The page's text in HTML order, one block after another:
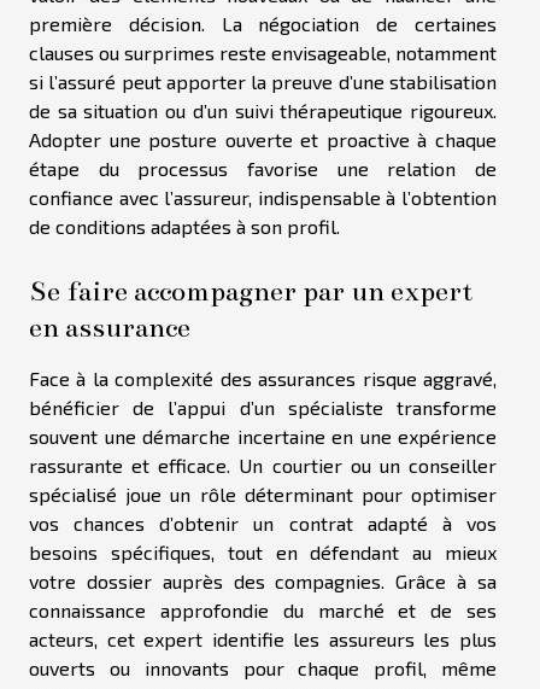
première décision. La négociation de certaines
clauses ou surprimes reste envisageable, notamment
si l’assuré peut apporter la preuve d’une stabilisation
de sa situation ou d’un suivi thérapeutique rigoureux.
Adopter une posture ouverte et proactive à chaque
étape du processus favorise une relation de
confiance avec l’assureur, indispensable à l’obtention
de conditions adaptées à son profil.
Se faire accompagner par un expert
en assurance
Face à la complexité des assurances risque aggravé,
bénéficier de l’appui d’un spécialiste transforme
souvent une démarche incertaine en une expérience
rassurante et efficace. Un courtier ou un conseiller
spécialisé joue un rôle déterminant pour optimiser
vos chances d’obtenir un contrat adapté à vos
besoins spécifiques, tout en défendant au mieux
votre dossier auprès des compagnies. Grâce à sa
connaissance approfondie du marché et de ses
acteurs, cet expert identifie les assureurs les plus
ouverts ou innovants pour chaque profil, même